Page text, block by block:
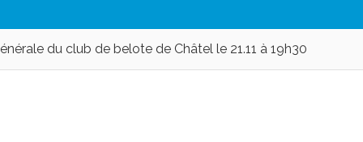
du club de belote de Châtel le 21.11 à 19h30